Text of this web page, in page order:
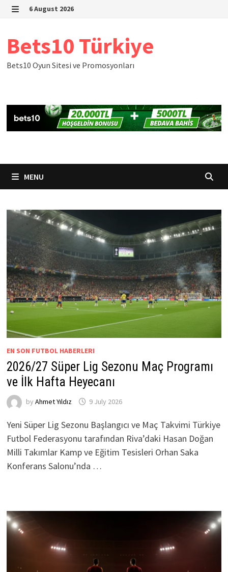
Skip
6 August 2026
Bets10 Türkiye
Bets10 Oyun Sitesi ve Promosyonları
MENU
EN SON FUTBOL HABERLERI
2026/27 Süper Lig Sezonu Maç Programı
ve İlk Hafta Heyecanı
by Ahmet Yıldız 9 July 2026
Yeni Süper Lig Sezonu Başlangıcı ve Maç Takvimi Türkiye
Futbol Federasyonu tarafından Riva’daki Hasan Doğan
Milli Takımlar Kamp ve Eğitim Tesisleri Orhan Saka
Konferans Salonu’nda …